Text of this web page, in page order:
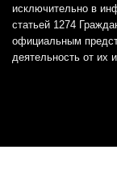
исключительно в
статьей 1274
официальным
деятельность от их